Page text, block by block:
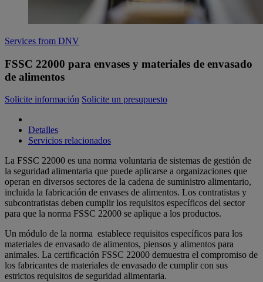
Services from DNV
FSSC 22000 para envases y materiales de envasado
de alimentos
Solicite información Solicite un presupuesto
Detalles
Servicios relacionados
La FSSC 22000 es una norma voluntaria de sistemas de gestión de
la seguridad alimentaria que puede aplicarse a organizaciones que
operan en diversos sectores de la cadena de suministro alimentario,
incluida la fabricación de envases de alimentos. Los contratistas y
subcontratistas deben cumplir los requisitos específicos del sector
para que la norma FSSC 22000 se aplique a los productos.
Un módulo de la norma establece requisitos específicos para los
materiales de envasado de alimentos, piensos y alimentos para
animales. La certificación FSSC 22000 demuestra el compromiso de
los fabricantes de materiales de envasado de cumplir con sus
estrictos requisitos de seguridad alimentaria.